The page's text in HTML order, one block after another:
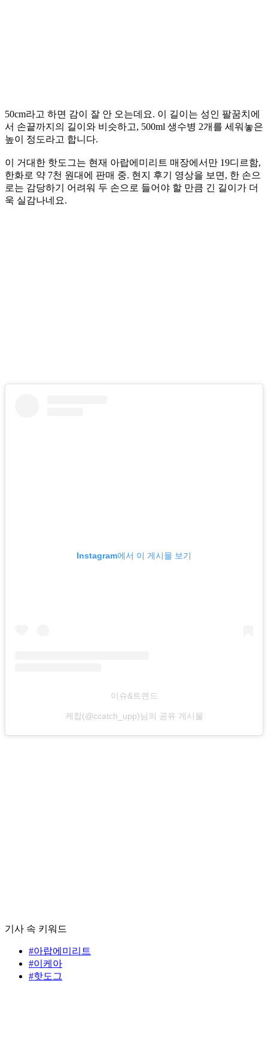
50cm라고 하면 감이 잘 안 오는데요. 이 길이는 성인 팔꿈치에
서 손끝까지의 길이와 비슷하고, 500ml 생수병 2개를 세워놓은
높이 정도라고 합니다.
이 거대한 핫도그는 현재 아랍에미리트 매장에서만 19디르함,
한화로 약 7천 원대에 판매 중. 현지 후기 영상을 보면, 한 손으
로는 감당하기 어려워 두 손으로 들어야 할 만큼 긴 길이가 더
욱 실감나네요.
Instagram에서 이 게시물 보기
이슈&트렌드
케찹(@ccatch_upp)님의 공유 게시물
기사 속 키워드
#아랍에미리트
#이케아
#핫도그